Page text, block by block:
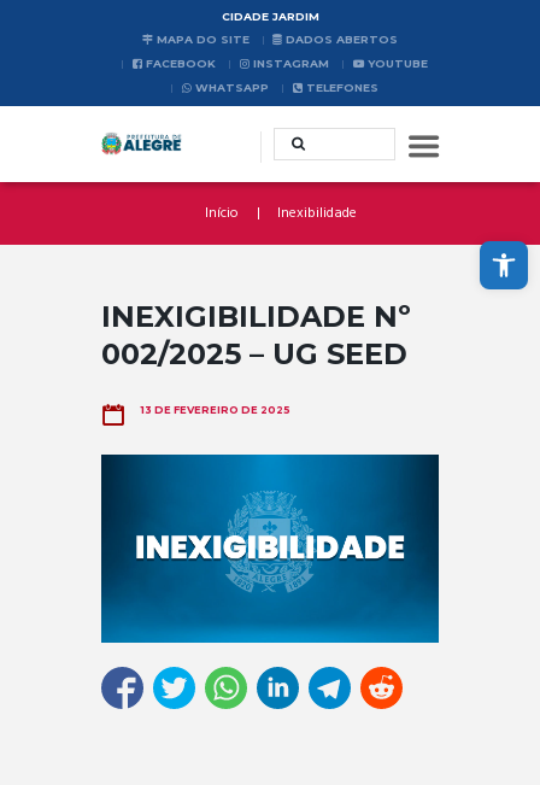
Abrir a barra de ferramentas
CIDADE JARDIM
MAPA DO SITE
DADOS ABERTOS
FACEBOOK
INSTAGRAM
YOUTUBE
WHATSAPP
TELEFONES
Início Inexibilidade
INEXIGIBILIDADE Nº
002/2025 – UG SEED
13 DE FEVEREIRO DE 2025